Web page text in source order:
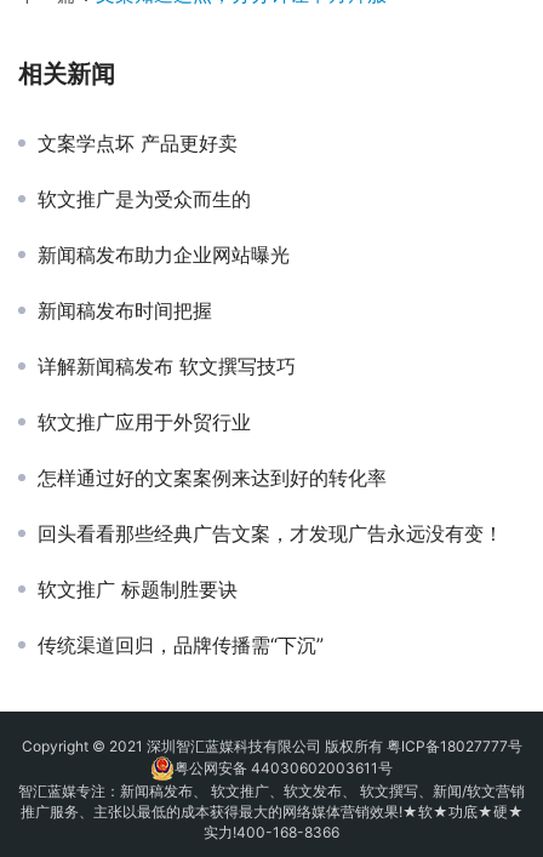
相关新闻
文案学点坏 产品更好卖
软文推广是为受众而生的
新闻稿发布助力企业网站曝光
新闻稿发布时间把握
详解新闻稿发布 软文撰写技巧
软文推广应用于外贸行业
怎样通过好的文案案例来达到好的转化率
回头看看那些经典广告文案，才发现广告永远没有变！
软文推广 标题制胜要诀
传统渠道回归，品牌传播需“下沉”
Copyright © 2021 深圳智汇蓝媒科技有限公司 版权所有 粤ICP备18027777号
粤公网安备 44030602003611号
智汇蓝媒专注： 新闻稿发布、 软文推广、 软文发布、 软文撰写、新闻/软文营销
推广服务、主张以最低的成本获得最大的网络媒体营销效果!★软★功底★硬★
实力!400-168-8366